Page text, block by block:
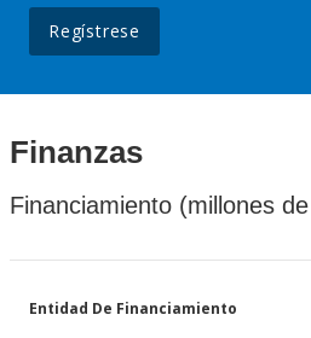
Regístrese
Finanzas
Financiamiento (millones
Entidad De Financiamiento